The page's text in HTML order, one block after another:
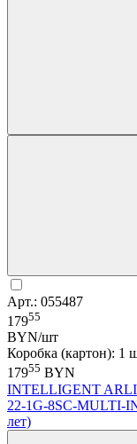
Арт.: 055487
17955
BYN/шт
Коробка (картон): 1
17955 BYN
INTELLIGENT
22-1G-8SC-MULTI-
лет)